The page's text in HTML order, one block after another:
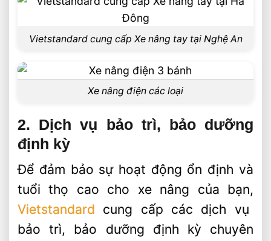
Vietstandard cung cấp Xe nâng tay tại Nghệ An
Xe nâng điện các loại
2. Dịch vụ bảo trì, bảo dưỡng
định kỳ
Để đảm bảo sự hoạt động ổn định và
tuổi thọ cao cho xe nâng của bạn,
Vietstandard cung cấp các dịch vụ
bảo trì, bảo dưỡng định kỳ chuyên